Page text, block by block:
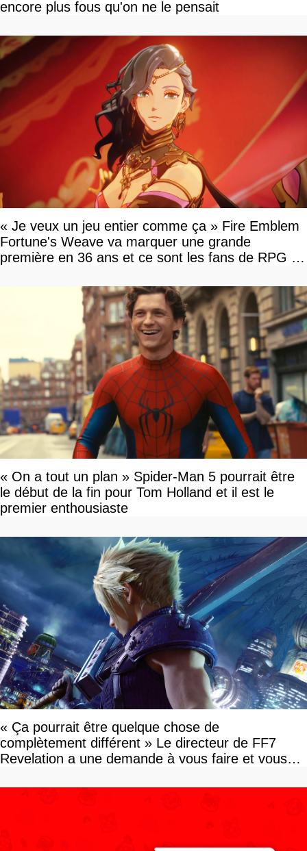
encore plus fous qu'on ne le pensait
« Je veux un jeu entier comme ça » Fire Emblem
Fortune's Weave va marquer une grande
première en 36 ans et ce sont les fans de RPG en
« On a tout un plan » Spider-Man 5 pourrait être
le début de la fin pour Tom Holland et il est le
premier enthousiaste
« Ça pourrait être quelque chose de
complètement différent » Le directeur de FF7
Revelation a une demande à vous faire et vous